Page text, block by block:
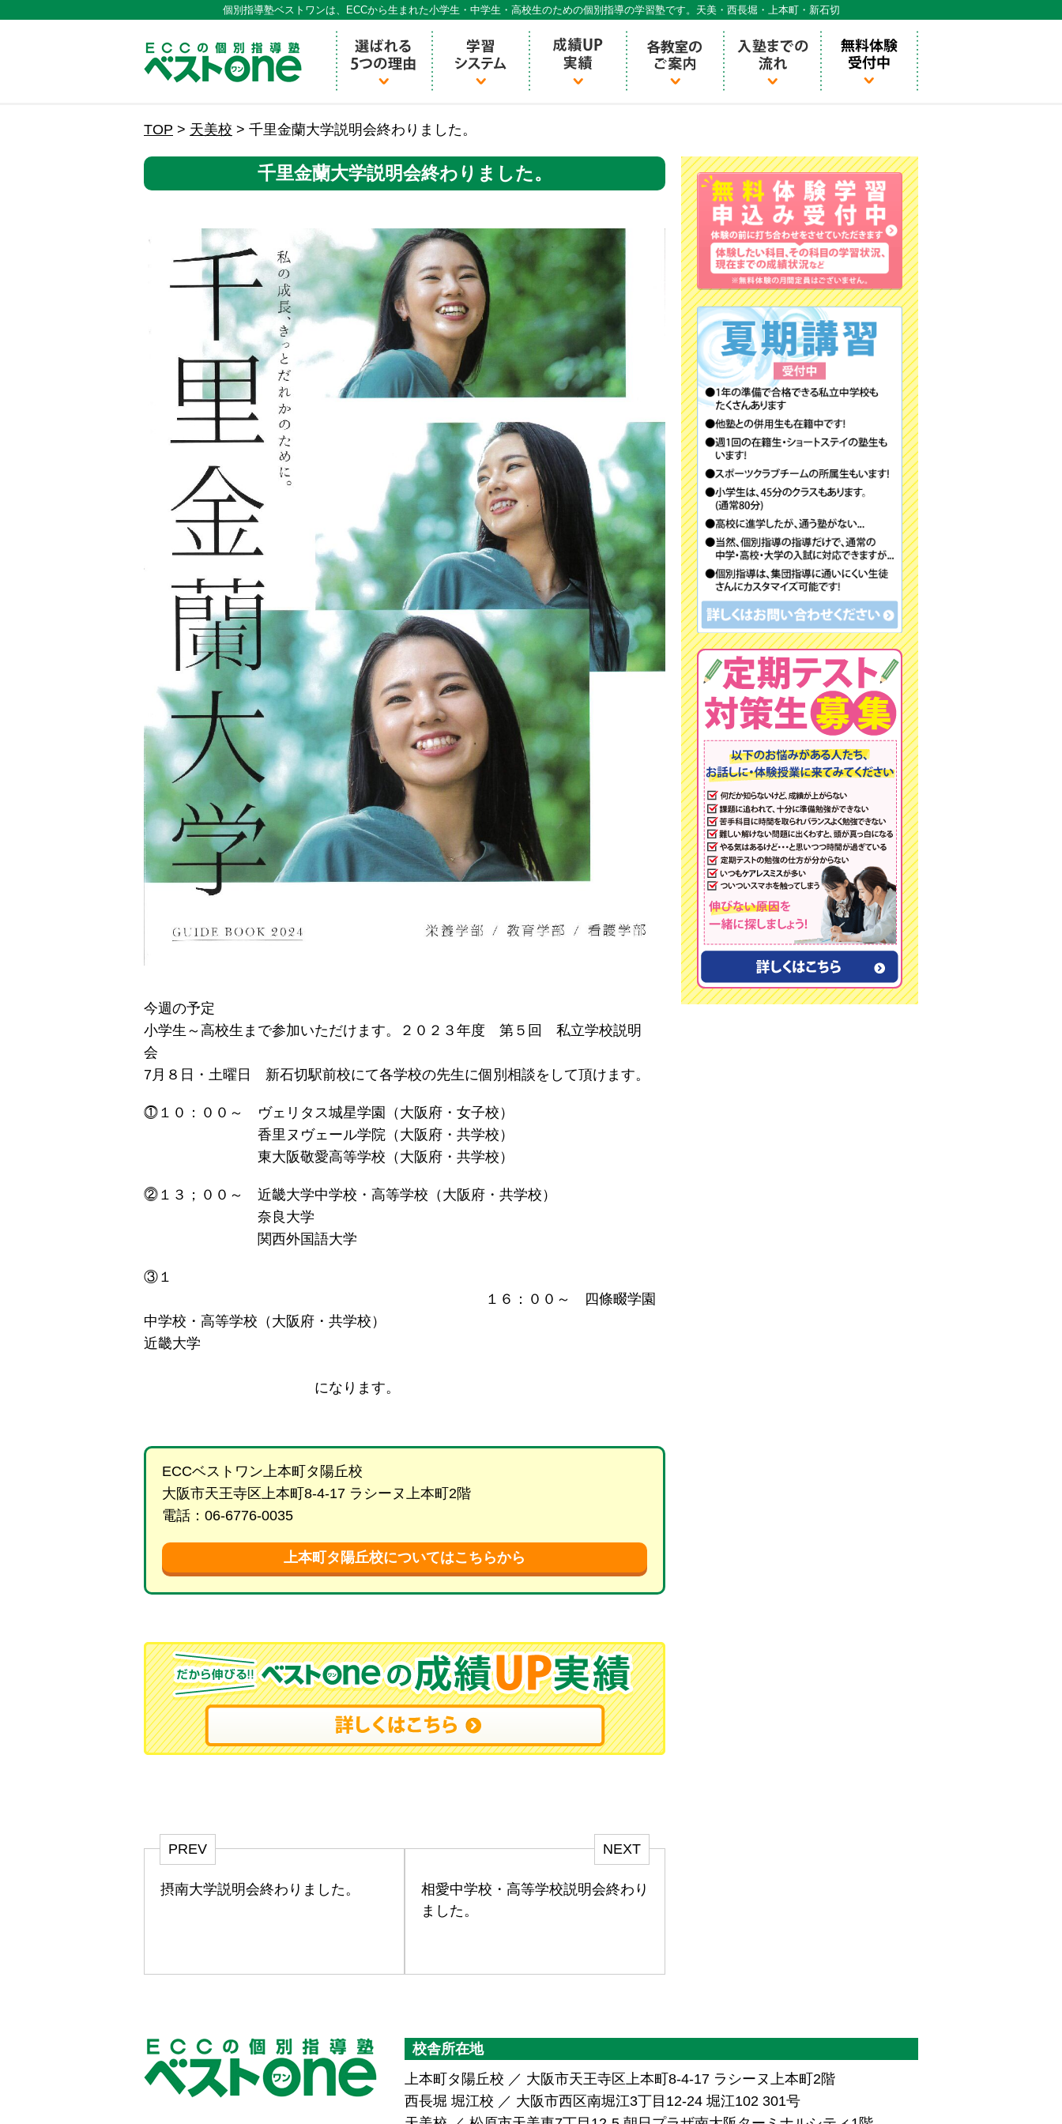
個別指導塾ベストワンは、ECCから生まれた小学生・中学生・高校生のための個別指導の学習塾です。天美・西長堀・上本町・新石切
ECCの個別指導ECCベストワン
TOP > 天美校 > 千里金蘭大学説明会終わりました。
千里金蘭大学説明会終わりました。
今週の予定
小学生～高校生まで参加いただけます。２０２３年度 第５回 私立学校説明
会
7月８日・土曜日 新石切駅前校にて各学校の先生に個別相談をして頂けます。
⓵１０：００～ ヴェリタス城星学園（大阪府・女子校）
香里ヌヴェール学院（大阪府・共学校）
東大阪敬愛高等学校（大阪府・共学校）
⓶１３；００～ 近畿大学中学校・高等学校（大阪府・共学校）
奈良大学
関西外国語大学
③１
１６：００～ 四條畷学園
中学校・高等学校（大阪府・共学校）
近畿大学
になります。
ECCベストワン上本町タ陽丘校
大阪市天王寺区上本町8-4-17 ラシーヌ上本町2階
電話：06-6776-0035
上本町タ陽丘校についてはこちらから
PREV
摂南大学説明会終わりました。
NEXT
相愛中学校・高等学校説明会終わり
ました。
校舎所在地
上本町タ陽丘校 ／ 大阪市天王寺区上本町8-4-17 ラシーヌ上本町2階
西長堀 堀江校 ／ 大阪市西区南堀江3丁目12-24 堀江102 301号